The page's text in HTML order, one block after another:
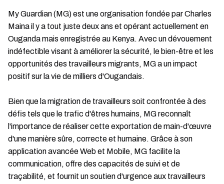
My Guardian (MG) est une organisation fondée par Charles
Maina il y a tout juste deux ans et opérant actuellement en
Ouganda mais enregistrée au Kenya. Avec un dévouement
indéfectible visant à améliorer la sécurité, le bien-être et les
opportunités des travailleurs migrants, MG a un impact
positif sur la vie de milliers d'Ougandais.
Bien que la migration de travailleurs soit confrontée à des
défis tels que le trafic d'êtres humains, MG reconnaît
l'importance de réaliser cette exportation de main-d'œuvre
d'une manière sûre, correcte et humaine. Grâce à son
application avancée Web et Mobile, MG facilite la
communication, offre des capacités de suivi et de
traçabilité, et fournit un soutien d'urgence aux travailleurs